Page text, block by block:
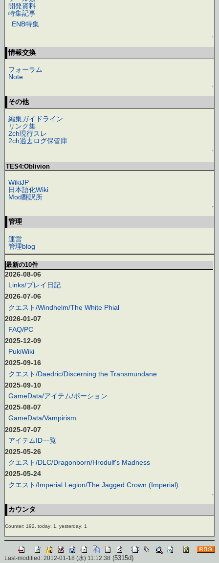
開発資料
特集記事
ENB特集
↑
情報交換
フォーラム
Note
↑
その他
編集ガイドライン
リンク集
2ch現行スレ
2ch過去ログ保管庫
↑
TES4:Oblivion
WikiJP
日本語化Wiki
Mod翻訳所
↑
管理
運営
管理blog
最新の10件
2026-08-06
Links/プレイ日記
2026-07-06
クエスト/Windhelm/The White Phial
2026-01-07
FAQ/PC
2025-12-09
PukiWiki
2025-09-16
クエスト/Daedric/Discerning the Transmundane
2025-09-10
GameData/アイテム/ポーション
2025-08-07
GameData/Vampirism
2025-07-07
アイテムID一覧
2025-05-26
クエスト/DLC/Dragonborn/Hrodulf's Madness
2025-05-24
クエスト/Imperial Legion/The Jagged Crown (Imperial)
↑
カウンタ
Counter: 192, today: 1, yesterday: 1
Last-modified: 2012-01-18 (水) 11:12:38 (5315d)